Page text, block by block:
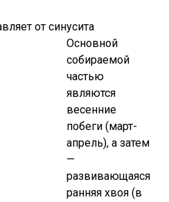
от синусита
Основной
собираемой
частью
являются
весенние
побеги (март-
апрель), а затем
—
развивающаяся
ранняя хвоя (в